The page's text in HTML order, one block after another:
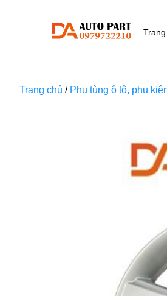
Trang chủ / Phụ tùng ô tô, phụ